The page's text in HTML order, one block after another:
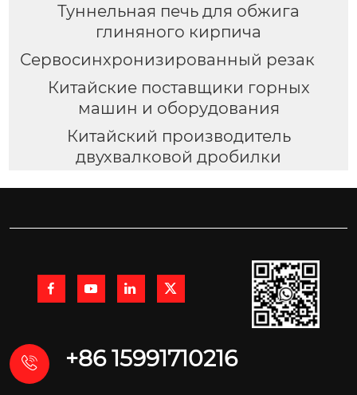
Туннельная печь для обжига
глиняного кирпича
Сервосинхронизированный резак
Китайские поставщики горных
машин и оборудования
Китайский производитель
двухвалковой дробилки
   
 +86 15991710216